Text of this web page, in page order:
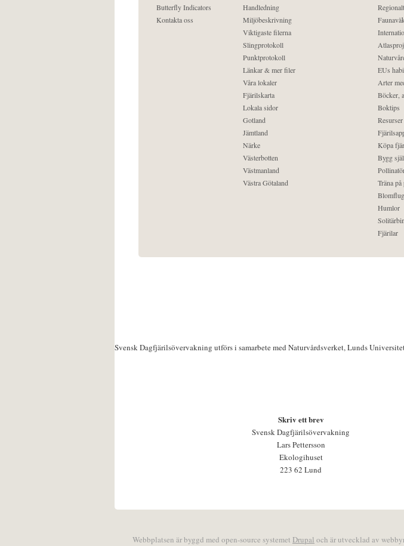
Butterfly Indicators
Kontakta oss
Handledning
Miljöbeskrivning
Viktigaste filerna
Slingprotokoll
Punktprotokoll
Länkar & mer filer
Våra lokaler
Fjärilskarta
Lokala sidor
Gotland
Jämtland
Närke
Västerbotten
Västmanland
Västra Götaland
Regionalt
EUs
Arter
Böcker,
Boktips
Köpa
Bygg
Träna
Humlor
Solitärbin
Fjärilar
Svensk Dagfjärilsövervakning utförs i samarbete med Naturvårdsverket, Lunds
Skriv ett brev
Svensk Dagfjärilsövervakning
Lars Pettersson
Ekologihuset
223 62 Lund
Webbplatsen är byggd med open-source systemet Drupal och är utvecklad av